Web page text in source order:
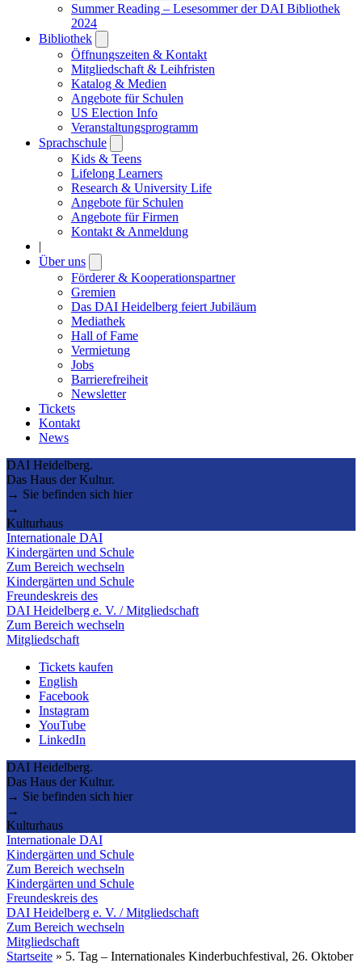
Summer Reading – Lesesommer der DAI Bibliothek
2024
Bibliothek
submenu
Öffnungszeiten & Kontakt
Mitgliedschaft & Leihfristen
Katalog & Medien
Angebote für Schulen
US Election Info
Veranstaltungsprogramm
Sprachschule
submenu
Kids & Teens
Lifelong Learners
Research & University Life
Angebote für Schulen
Angebote für Firmen
Kontakt & Anmeldung
|
Über uns
submenu
Förderer & Kooperationspartner
Gremien
Das DAI Heidelberg feiert Jubiläum
Mediathek
Hall of Fame
Vermietung
Jobs
Barrierefreiheit
Newsletter
Tickets
Kontakt
News
DAI Heidelberg.
Das Haus der Kultur.
→ Sie befinden sich hier
→
Kulturhaus
Internationale DAI
Kindergärten und Schule
Zum Bereich wechseln
Kindergärten und Schule
Freundeskreis des
DAI Heidelberg e. V. / Mitgliedschaft
Zum Bereich wechseln
Mitgliedschaft
Tickets kaufen
English
Facebook
Instagram
YouTube
LinkedIn
DAI Heidelberg.
Das Haus der Kultur.
→ Sie befinden sich hier
→
Kulturhaus
Internationale DAI
Kindergärten und Schule
Zum Bereich wechseln
Kindergärten und Schule
Freundeskreis des
DAI Heidelberg e. V. / Mitgliedschaft
Zum Bereich wechseln
Mitgliedschaft
Startseite » 5. Tag – Internationales Kinderbuchfestival, 26. Oktober